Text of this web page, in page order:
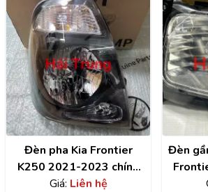
Đèn pha Kia Frontier
K250 2021-2023 chính
hãng 921024E501
Giá: Liên hệ
Đèn